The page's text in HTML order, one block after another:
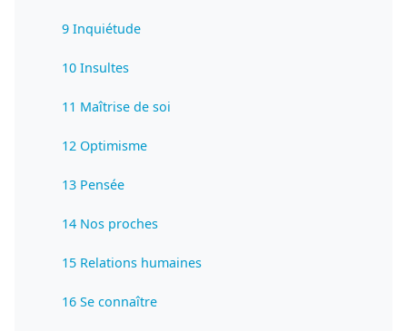
9 Inquiétude
10 Insultes
11 Maîtrise de soi
12 Optimisme
13 Pensée
14 Nos proches
15 Relations humaines
16 Se connaître